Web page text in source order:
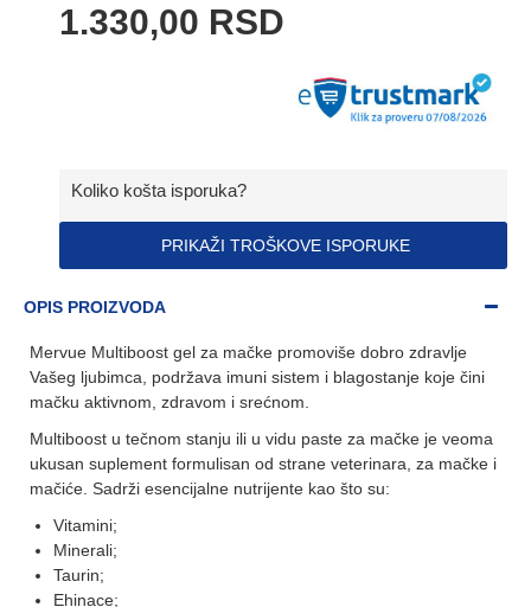
1.330,00 RSD
Koliko košta isporuka?
PRIKAŽI TROŠKOVE ISPORUKE
OPIS PROIZVODA
Mervue Multiboost gel za mačke promoviše dobro zdravlje
Vašeg ljubimca, podržava imuni sistem i blagostanje koje čini
mačku aktivnom, zdravom i srećnom.
Multiboost u tečnom stanju ili u vidu paste za mačke je veoma
ukusan suplement formulisan od strane veterinara, za mačke i
mačiće. Sadrži esencijalne nutrijente kao što su:
Vitamini;
Minerali;
Taurin;
Ehinace;